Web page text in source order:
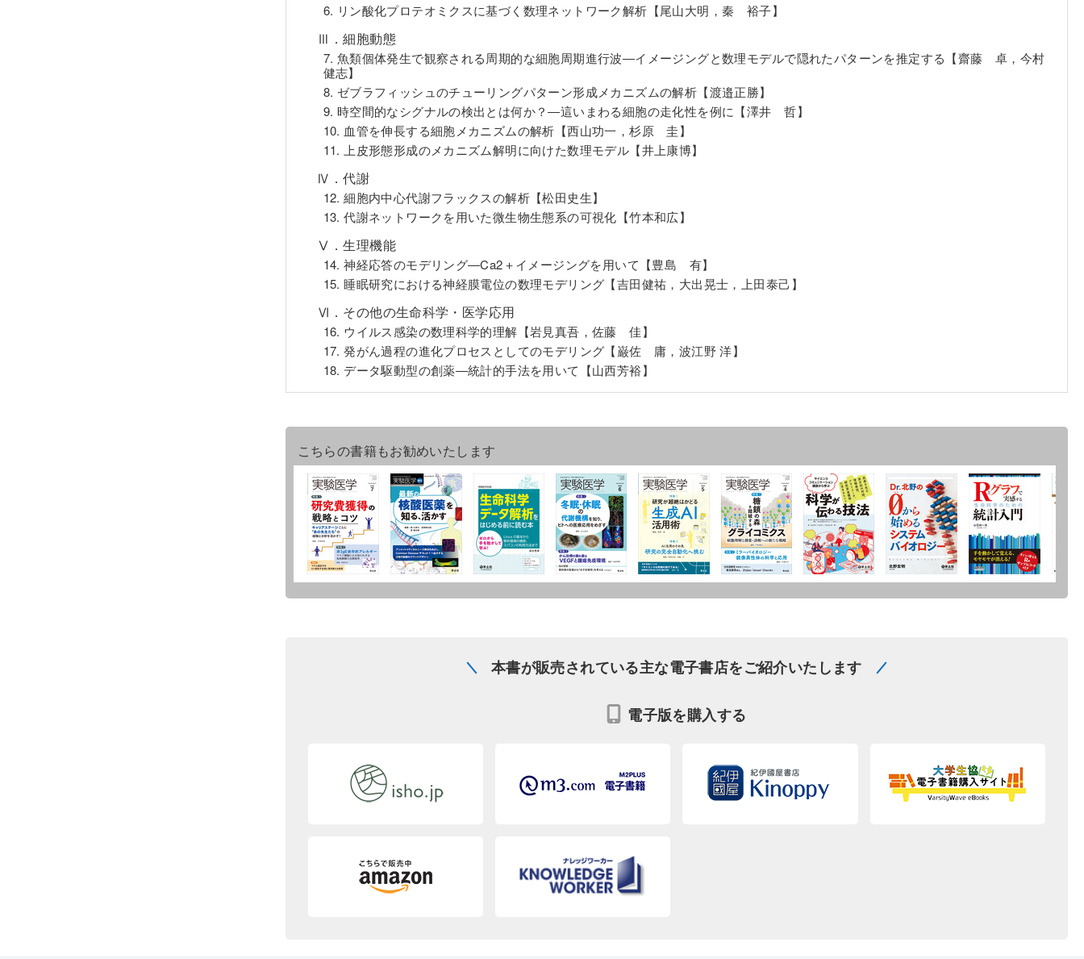
6. リン酸化プロテオミクスに基づく数理ネットワーク解析【尾山大明，秦 裕子】
Ⅲ．細胞動態
7. 魚類個体発生で観察される周期的な細胞周期進行波―イメージングと数理モデルで隠れたパターンを推定する【齋藤 卓，今村
健志】
8. ゼブラフィッシュのチューリングパターン形成メカニズムの解析【渡邉正勝】
9. 時空間的なシグナルの検出とは何か？―這いまわる細胞の走化性を例に【澤井 哲】
10. 血管を伸長する細胞メカニズムの解析【西山功一，杉原 圭】
11. 上皮形態形成のメカニズム解明に向けた数理モデル【井上康博】
Ⅳ．代謝
12. 細胞内中心代謝フラックスの解析【松田史生】
13. 代謝ネットワークを用いた微生物生態系の可視化【竹本和広】
Ⅴ．生理機能
14. 神経応答のモデリング―Ca2＋イメージングを用いて【豊島 有】
15. 睡眠研究における神経膜電位の数理モデリング【吉田健祐，大出晃士，上田泰己】
Ⅵ．その他の生命科学・医学応用
16. ウイルス感染の数理科学的理解【岩見真吾，佐藤 佳】
17. 発がん過程の進化プロセスとしてのモデリング【巌佐 庸，波江野 洋】
18. データ駆動型の創薬―統計的手法を用いて【山西芳裕】
こちらの書籍もお勧めいたします
本書が販売されている主な電子書店をご紹介いたします
電子版を購入する